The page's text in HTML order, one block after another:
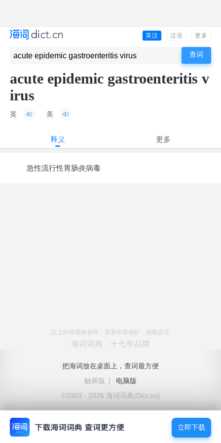
英汉 汉语 更多
acute epidemic gastroenteritis v
irus
英 美
释义 更多
急性流行性胃肠炎病毒
以上内容独家创作，受著作权保护，侵权必究
海词词典，十七年品牌
把海词放在桌面上，查词最方便
触屏版
|
电脑版
©2003 - 2026 海词词典(Dict.cn)
立即下载
立即下载